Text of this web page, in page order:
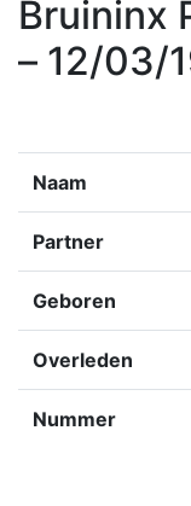
Bruininx
– 12/03/
Naam
Partner
Geboren
Overleden
Nummer